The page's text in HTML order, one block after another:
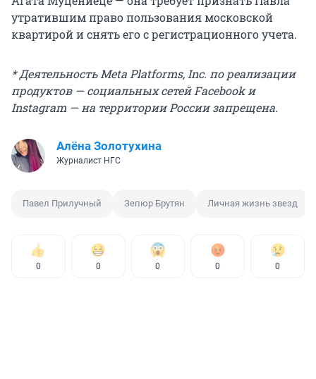
утратившим право пользования московской
квартирой и снять его с регистрационного учета.
* Деятельность Meta Platforms, Inc. по реализации
продуктов — социальных сетей Facebook и
Instagram — на территории России запрещена.
Алёна Золотухина
Журналист НГС
Павел Прилучный Зепюр Брутян Личная жизнь звезд
0 0 0 0 0